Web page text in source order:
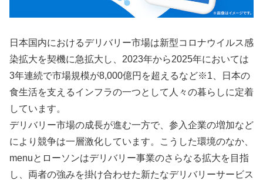
日本国内におけるデリバリー市場は新型コロナウイルス感
染拡大を契機に急拡大し、2023年から2025年においては
3年連続で市場規模が8,000億円を超えるなど※1、日本の
食生活を支えるインフラの一つとして人々の暮らしに定着
しています。
デリバリー市場の成長が進む一方で、参入企業の増加など
により競争は一層激化しています。こうした環境のなか、
menuとローソンはデリバリー事業のさらなる拡大を目指
し、両者の強みを掛け合わせた新たなデリバリーサービス